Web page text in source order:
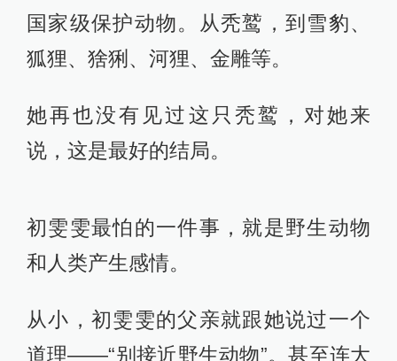
国家级保护动物。从秃鹫，到雪豹、
狐狸、猞猁、河狸、金雕等。
她再也没有见过这只秃鹫，对她来
说，这是最好的结局。
和人类产生感情。